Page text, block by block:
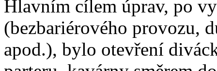
Hlavním cílem úprav, po
(bezbariérového provozu,
apod.), bylo otevření